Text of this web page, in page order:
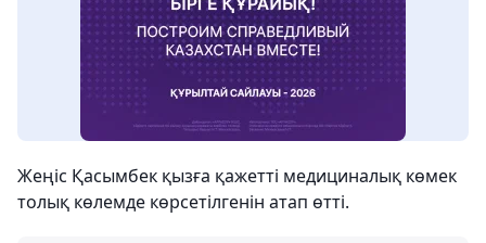
Жеңіс Қасымбек қызға қажетті медициналық көмек
толық көлемде көрсетілгенін атап өтті.